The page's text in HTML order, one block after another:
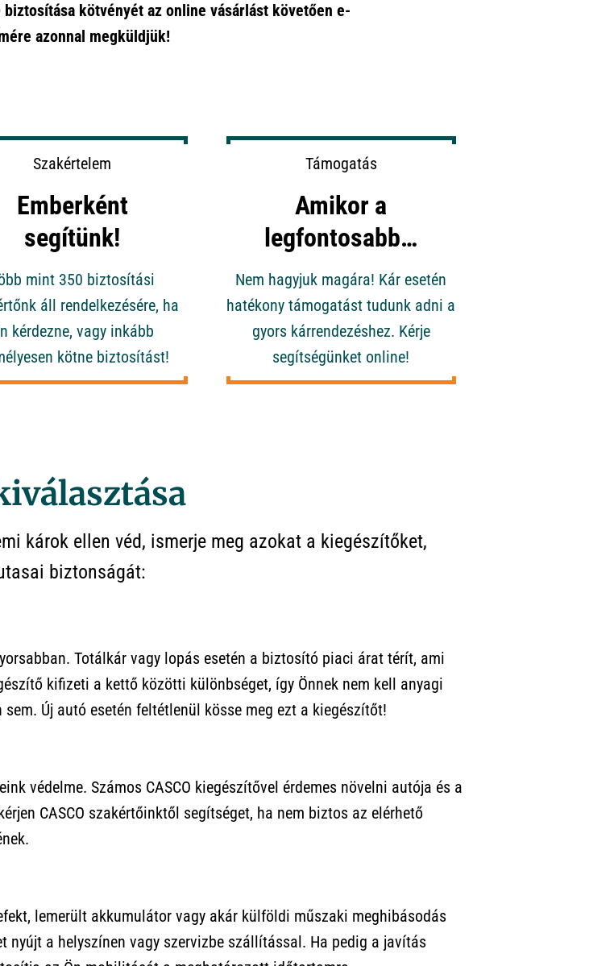
biztosítása kötvényét az online vásárlást követően e-
azonnal megküldjük!
Szakértelem
Emberként
segítünk!
mint 350 biztosítási
áll rendelkezésére, ha
kérdezne, vagy inkább
kötne biztosítást!
Támogatás
Amikor a
legfontosabb…
Nem hagyjuk magára! Kár esetén
hatékony támogatást tudunk adni a
gyors kárrendezéshez. Kérje
segítségünket online!
károk ellen véd, ismerje meg azokat a kiegészítőket,
biztonságát:
Totálkár vagy lopás esetén a biztosító piaci árat térít, ami
kifizeti a kettő közötti különbséget, így Önnek nem kell anyagi
Új autó esetén feltétlenül kösse meg ezt a kiegészítőt!
védelme. Számos CASCO kiegészítővel érdemes növelni autója és a
CASCO szakértőinktől segítséget, ha nem biztos az elérhető
lemerült akkumulátor vagy akár külföldi műszaki meghibásodás
nyújt a helyszínen vagy szervizbe szállítással. Ha pedig a javítás